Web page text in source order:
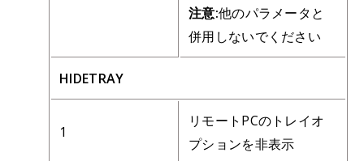
注意:他のパラメータと
併用しないでください
HIDETRAY
1
リモートPCのトレイオ
プションを非表示